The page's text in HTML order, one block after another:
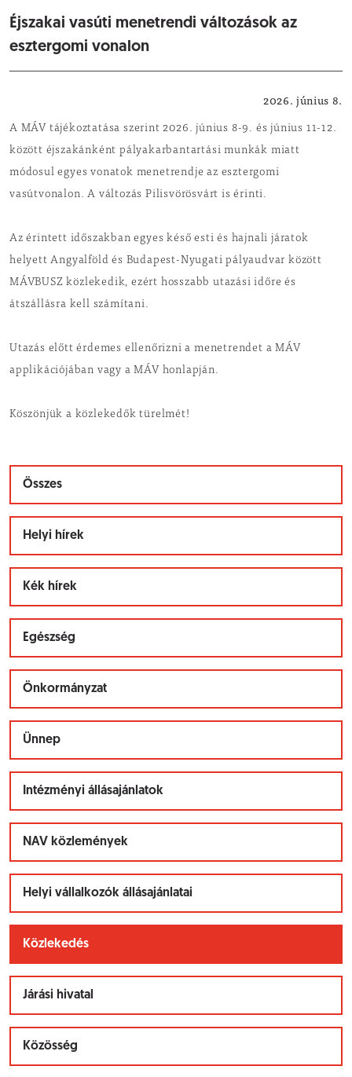
Éjszakai vasúti menetrendi változások az
esztergomi vonalon
2026. június 8.
A MÁV tájékoztatása szerint 2026. június 8-9. és június 11-12.
között éjszakánként pályakarbantartási munkák miatt
módosul egyes vonatok menetrendje az esztergomi
vasútvonalon. A változás Pilisvörösvárt is érinti.
Az érintett időszakban egyes késő esti és hajnali járatok
helyett Angyalföld és Budapest-Nyugati pályaudvar között
MÁVBUSZ közlekedik, ezért hosszabb utazási időre és
átszállásra kell számítani.
Utazás előtt érdemes ellenőrizni a menetrendet a MÁV
applikációjában vagy a MÁV honlapján.
Köszönjük a közlekedők türelmét!
Összes
Helyi hírek
Kék hírek
Egészség
Önkormányzat
Ünnep
Intézményi állásajánlatok
NAV közlemények
Helyi vállalkozók állásajánlatai
Közlekedés
Járási hivatal
Közösség